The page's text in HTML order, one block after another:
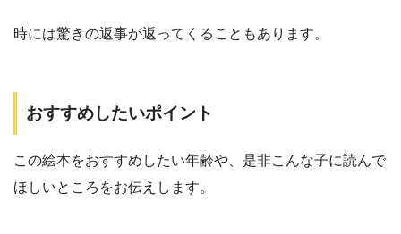
時には驚きの返事が返ってくることもあります。
おすすめしたいポイント
この絵本をおすすめしたい年齢や、是非こんな子に読んで
ほしいところをお伝えします。